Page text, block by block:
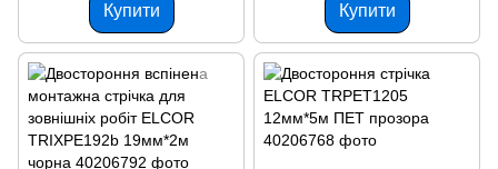
Купити Купити